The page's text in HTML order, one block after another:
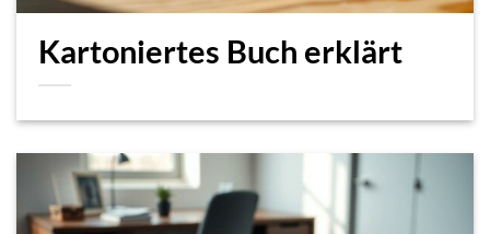
Kartoniertes Buch erklärt